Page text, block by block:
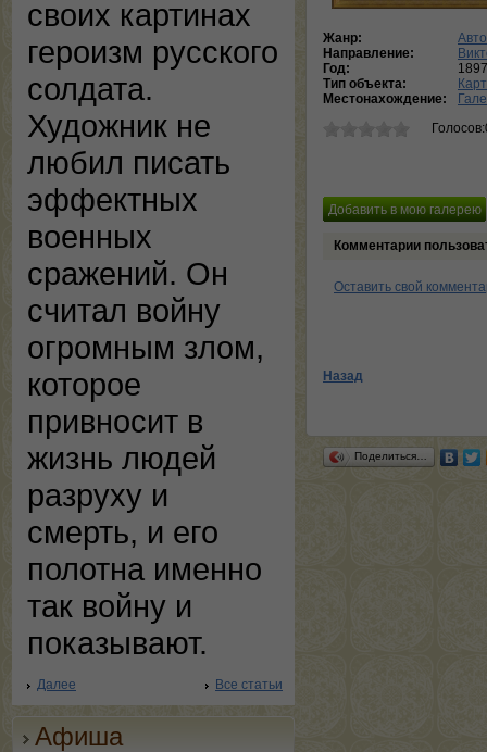
своих картинах
героизм русского
солдата.
Художник не
любил писать
эффектных
военных
сражений. Он
считал войну
огромным злом,
которое
привносит в
жизнь людей
разруху и
смерть, и его
полотна именно
так войну и
показывают.
Далее Все статьи
Афиша
Жанр:
Направление:
Год:
1897
Тип объекта:
Местонахождение:
Комментарии
Оставить свой
Назад
Поделиться…